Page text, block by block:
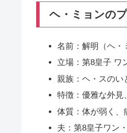
ヘ・ミョンの
名前：解明（ヘ・
立場：第8皇子 ワ
親族：ヘ・スのい
特徴：優雅な外見
体質：体が弱く、
夫：第8皇子ワン